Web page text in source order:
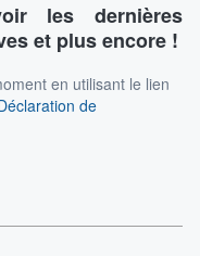
les dernières
et plus encore !
en utilisant le lien
de